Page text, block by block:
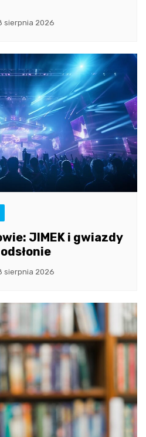
sierpnia 2026
JIMEK i gwiazdy
sierpnia 2026